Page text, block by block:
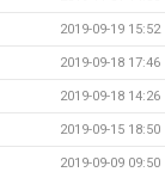
2019-09-19 15:52
2019-09-18 17:46
2019-09-18 14:26
2019-09-15 18:50
2019-09-09 09:50